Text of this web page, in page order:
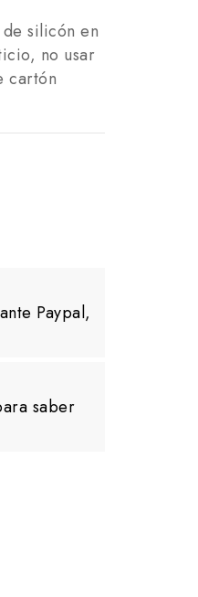
silicón en
no usar
cartón
Paypal,
saber